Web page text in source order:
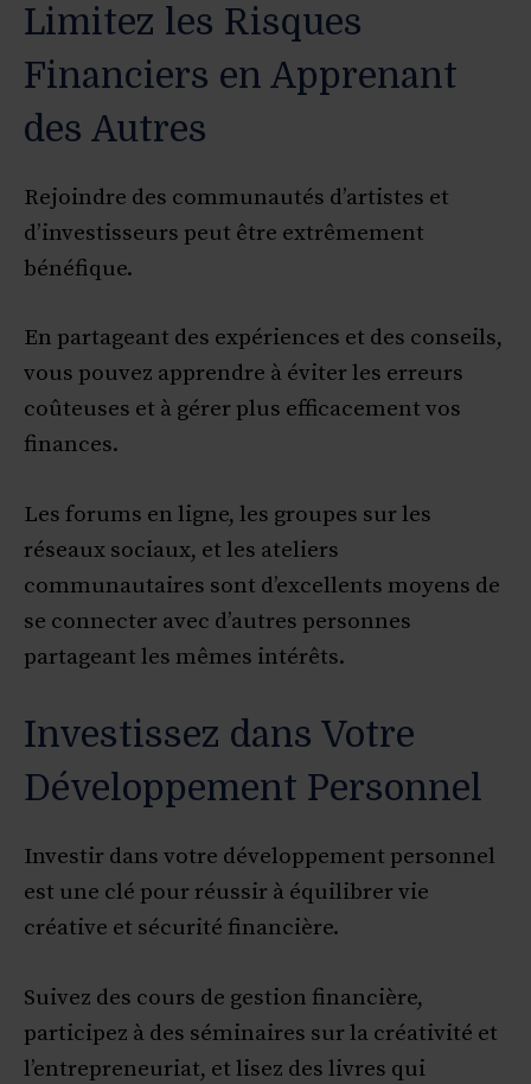
Limitez les Risques
Financiers en Apprenant
des Autres
Rejoindre des communautés d’artistes et
d’investisseurs peut être extrêmement
bénéfique.
En partageant des expériences et des conseils,
vous pouvez apprendre à éviter les erreurs
coûteuses et à gérer plus efficacement vos
finances.
Les forums en ligne, les groupes sur les
réseaux sociaux, et les ateliers
communautaires sont d’excellents moyens de
se connecter avec d’autres personnes
partageant les mêmes intérêts.
Investissez dans Votre
Développement Personnel
Investir dans votre développement personnel
est une clé pour réussir à équilibrer vie
créative et sécurité financière.
Suivez des cours de gestion financière,
participez à des séminaires sur la créativité et
l’entrepreneuriat, et lisez des livres qui